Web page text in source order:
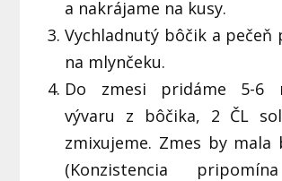
a nakrájame na kusy.
Vychladnutý bôčik a pečeň
na mlynčeku.
Do zmesi pridáme 5-6
vývaru z bôčika, 2 ČL
zmixujeme. Zmes by mala
(Konzistencia